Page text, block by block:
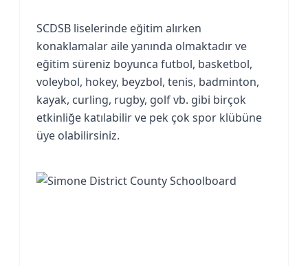
SCDSB liselerinde eğitim alırken
konaklamalar aile yanında olmaktadır ve
eğitim süreniz boyunca futbol, basketbol,
voleybol, hokey, beyzbol, tenis, badminton,
kayak, curling, rugby, golf vb. gibi birçok
etkinliğe katılabilir ve pek çok spor klübüne
üye olabilirsiniz. ​​​